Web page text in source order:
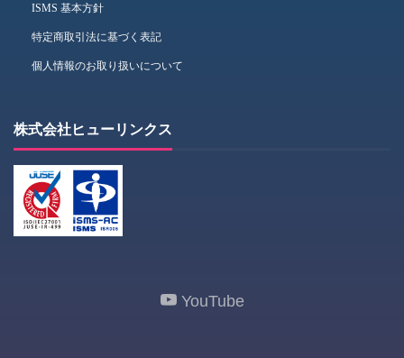
ISMS 基本方針
特定商取引法に基づく表記
個人情報のお取り扱いについて
株式会社ヒューリンクス
YouTube